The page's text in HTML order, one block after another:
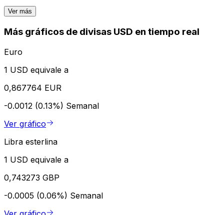
Ver más
Más gráficos de divisas USD en tiempo real
Euro
1 USD equivale a
0,867764 EUR
-0.0012 (0.13%) Semanal
Ver gráfico
Libra esterlina
1 USD equivale a
0,743273 GBP
-0.0005 (0.06%) Semanal